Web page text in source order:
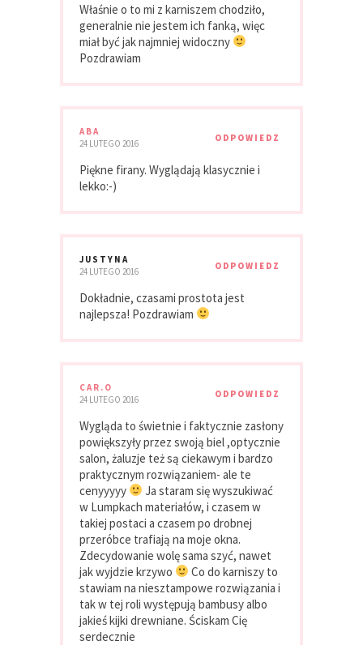
Właśnie o to mi z karniszem chodziło,
generalnie nie jestem ich fanką, więc
miał być jak najmniej widoczny
Pozdrawiam
ABA
24 LUTEGO 2016
ODPOWIEDZ
Piękne firany. Wyglądają klasycznie i
lekko:-)
JUSTYNA
24 LUTEGO 2016
ODPOWIEDZ
Dokładnie, czasami prostota jest
najlepsza! Pozdrawiam
CAR.O
24 LUTEGO 2016
ODPOWIEDZ
Wygląda to świetnie i faktycznie zasłony
powiększyły przez swoją biel ,optycznie
salon, żaluzje też są ciekawym i bardzo
praktycznym rozwiązaniem- ale te
cenyyyyy
Ja staram się wyszukiwać
w Lumpkach materiałów, i czasem w
takiej postaci a czasem po drobnej
przeróbce trafiają na moje okna.
Zdecydowanie wolę sama szyć, nawet
jak wyjdzie krzywo
Co do karniszy to
stawiam na niesztampowe rozwiązania i
tak w tej roli występują bambusy albo
jakieś kijki drewniane. Ściskam Cię
serdecznie